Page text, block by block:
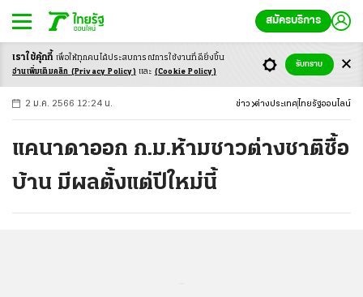
สมัครบริการ
-ก ก ก+
2 ม.ค. 2566 12:24 น. ข่าว ต่างประเทศ ไทยรัฐออนไลน์
แคนาดาออก ก.ม.ห้ามชาวต่างชาติซื้อ
บ้าน มีผลตั้งแต่ปีใหม่นี้
เราใช้คุ้กกี้ เพื่อให้ทุกคนได้ประสบการณ์การใช้งานที่ดียิ่งขึ้น
อ่านเพิ่มเติมคลิก (Privacy Policy) และ (Cookie Policy)
รับทราบ